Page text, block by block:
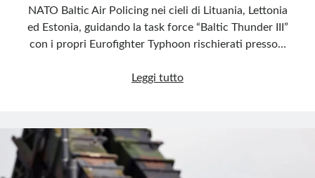
Questo blog non rappresenta una testata giornalistica, in quanto viene aggiornato
senza alcuna periodicità. Non può pertanto considerarsi un prodotto editoriale ai
sensi della legge n· 62 del 7.03.2001. L’autore non è responsabile di quanto
pubblicato dai lettori nei commenti ai vari post. Saranno comunque cancellati quelli
privacy. Alcune immagini inserite in questo blog sono tratte da Internet e, pertanto,
considerate di pubblico dominio. Qualora la loro pubblicazione violasse eventuali
Meta
NATO Baltic Air Policing nei cieli di Lituania, Lettonia
ed Estonia, guidando la task force “Baltic Thunder III”
con i propri Eurofighter Typhoon rischierati presso…
Leggi tuttoLa